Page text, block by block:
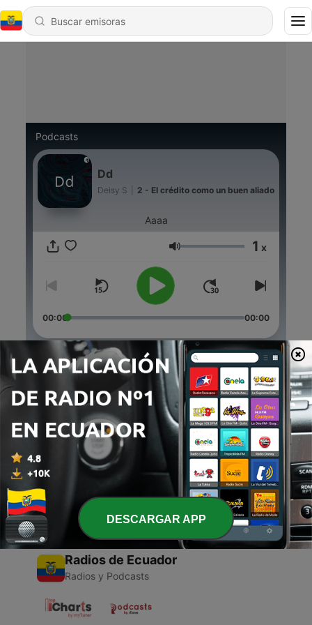
Podcasts
Dd
Deisy S 2 - El crédito como un buen aliado
Aaaa
Volumen 1 x
00:00 00:00
Episodios
2 - El crédito como un buen aliado
02 dic. 2020
Recomendaciones
01 dic. 2020
Radios de Ecuador
Radios y Podcasts
DESCARGAR APP